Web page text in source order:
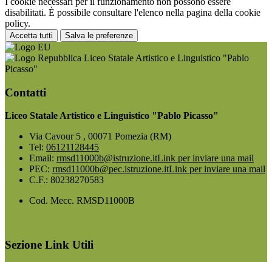
disabilitati. È possibile consultare l'elenco nella pagina della cookie
policy.
Accetta tutti Salva le preferenze
Liceo Statale Artistico e Linguistico "Pablo
Picasso"
Contatti
Liceo Statale Artistico e Linguistico "Pablo Picasso"
Via Cavour 5 , 00071 Pomezia (RM)
Tel: 06121128445
Email: rmsd11000b@istruzione.itLink per inviare una mail
PEC: rmsd11000b@pec.istruzione.itLink per inviare una mail
C.F.: 80238270583
Cod. Mecc. RMSD11000B
Sezione Link Utili